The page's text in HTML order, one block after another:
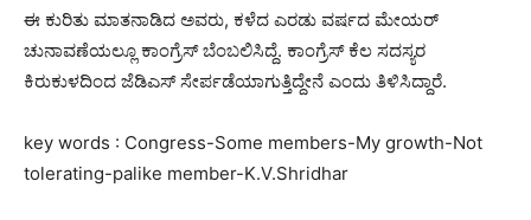
ಈ ಕುರಿತು ಮಾತನಾಡಿದ ಅವರು, ಕಳೆದ ಎರಡು ವರ್ಷದ ಮೇಯರ್
ಚುನಾವಣೆಯಲ್ಲೂ ಕಾಂಗ್ರೆಸ್ ಬೆಂಬಲಿಸಿದ್ದೆ. ಕಾಂಗ್ರೆಸ್ ಕೆಲ ಸದಸ್ಯರ
ಕಿರುಕುಳದಿಂದ ಜೆಡಿಎಸ್ ಸೇರ್ಪಡೆಯಾಗುತ್ತಿದ್ದೇನೆ ಎಂದು ತಿಳಿಸಿದ್ದಾರೆ.
key words : Congress-Some members-My growth-Not
tolerating-palike member-K.V.Shridhar